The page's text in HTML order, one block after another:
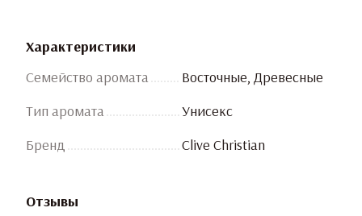
Характеристики
Семейство аромата
Восточные, Древесные
Тип аромата
Унисекс
Бренд
Clive Christian
Отзывы